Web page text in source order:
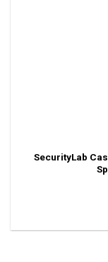
SecurityLab